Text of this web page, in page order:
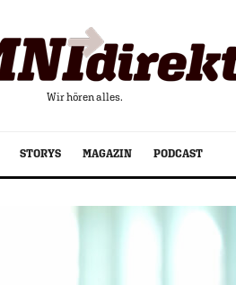
Wir hören alles.
STORYS MAGAZIN PODCAST